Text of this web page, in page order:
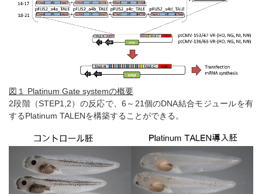
図１ Platinum Gate systemの概要
2段階（STEP1,2）の反応で、6～21個のDNA結合モジュールを有
するPlatinum TALENを構築することができる。